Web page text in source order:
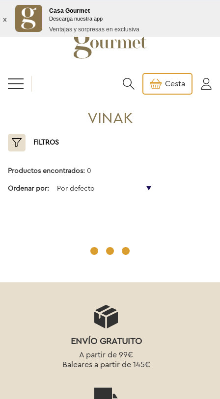
Envío GRATIS a partir de 99€/145€ Baleares
Cesta
VINAK
FILTROS
Productos encontrados: 0
Ordenar por: Por defecto
ENVÍO GRATUITO
A partir de 99€
Baleares a partir de 145€
x
Casa Gourmet
Descarga nuestra app
Ventajas y sorpresas en exclusiva